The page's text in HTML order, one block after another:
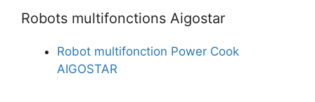
Robots multifonctions Aigostar
Robot multifonction Power Cook
AIGOSTAR